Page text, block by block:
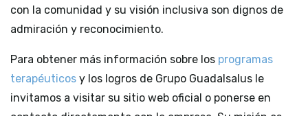
con la comunidad y su visión inclusiva son dignos de
admiración y reconocimiento.
Para obtener más información sobre los programas
terapéuticos y los logros de Grupo Guadalsalus le
invitamos a visitar su sitio web oficial o ponerse en